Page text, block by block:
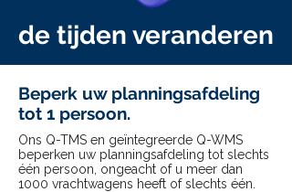
de tijden veranderen
Beperk uw planningsafdeling
tot 1 persoon.
Ons Q-TMS en geïntegreerde Q-WMS
beperken uw planningsafdeling tot slechts
één persoon, ongeacht of u meer dan
1000 vrachtwagens heeft of slechts één.